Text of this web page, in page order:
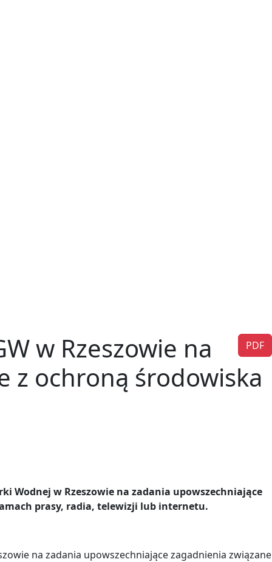
PDF
w Rzeszowie na
z ochroną środowiska
Wodnej w Rzeszowie na zadania upowszechniające
prasy, radia, telewizji lub internetu.
na zadania upowszechniające zagadnienia związane